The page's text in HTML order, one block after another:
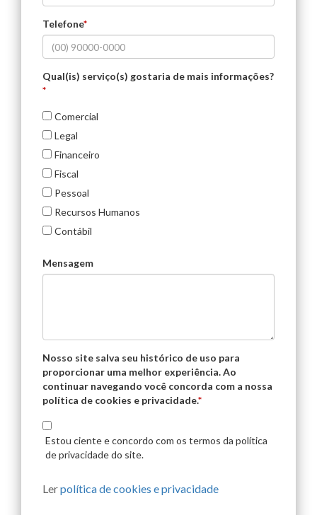
Telefone*
Qual(is) serviço(s) gostaria de mais informações?
*
Comercial
Legal
Financeiro
Fiscal
Pessoal
Recursos Humanos
Contábil
Mensagem
Nosso site salva seu histórico de uso para
proporcionar uma melhor experiência. Ao
continuar navegando você concorda com a nossa
política de cookies e privacidade.*
Estou ciente e concordo com os termos da política
de privacidade do site.
Lerpolítica de cookies e privacidade